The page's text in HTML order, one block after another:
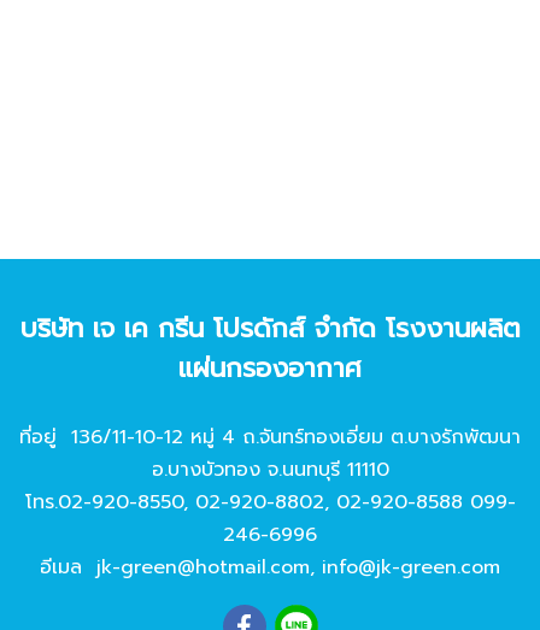
บริษัท เจ เค กรีน โปรดักส์ จํากัด โรงงานผลิต
แผ่นกรองอากาศ
ที่อยู่ 136/11-10-12 หมู่ 4 ถ.จันทร์ทองเอี่ยม ต.บางรักพัฒนา
อ.บางบัวทอง จ.นนทบุรี 11110
โทร.02-920-8550, 02-920-8802, 02-920-8588 099-
246-6996
อีเมล jk-green@hotmail.com, info@jk-green.com